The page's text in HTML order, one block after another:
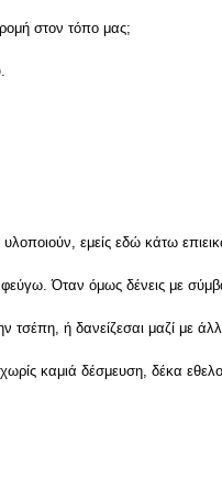
στον τόπο μας;
εμείς εδώ κάτω
Όταν όμως δένεις με
ή δανείζεσαι μαζί με
καμιά δέσμευση, δέκα